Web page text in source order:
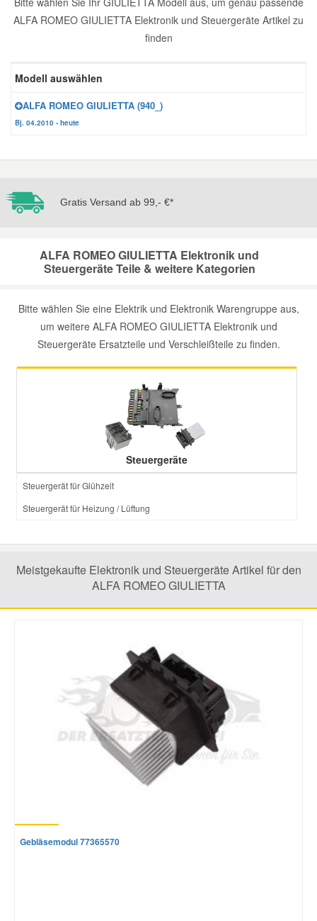
ALFA ROMEO GIULIETTA Elektronik und Steuergeräte Artikel zu
finden
Modell auswählen
ALFA ROMEO GIULIETTA (940_)
Bj. 04.2010 - heute
Gratis Versand ab 99,- €*
ALFA ROMEO GIULIETTA Elektronik und
Steuergeräte Teile & weitere Kategorien
Bitte wählen Sie eine Elektrik und Elektronik Warengruppe aus,
um weitere ALFA ROMEO GIULIETTA Elektronik und
Steuergeräte Ersatzteile und Verschleißteile zu finden.
Steuergeräte
Steuergerät für Glühzeit
Steuergerät für Heizung / Lüftung
Meistgekaufte Elektronik und Steuergeräte Artikel für den
ALFA ROMEO GIULIETTA
Gebläsemodul 77365570
Reparatur-Zubehör
Schlüsselgehäuse
Winter-Autozubehör
Daewoo Ersatzteile
Dodge Ersatzteile
Kia Ersatzteile
Lancia Ersatzteile
Mazda Ersatzteile
Mercedes Ersatzteile
Mini Ersatzteile
Mitsubishi Ersatzteile
Nissan Ersatzteile
Seat Ersatzteile
Smart Ersatzteile
Suzuki Ersatzteile
Toyota Ersatzteile